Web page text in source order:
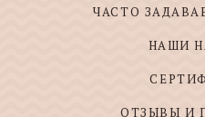
ЧАСТО
НАШИ
ОТЗЫВЫ И